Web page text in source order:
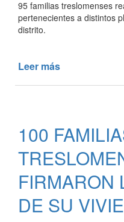
95 familias treslomenses
pertenecientes a distintos
distrito.
Leer más
LA
ESCRITURA
DE
SU
VIVIENDA
100
FIRMARON
DE SU